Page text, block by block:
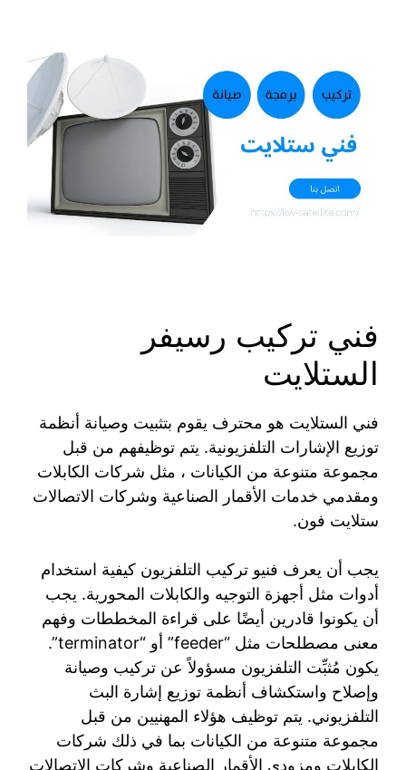
فني تركيب رسيفر
الستلايت
فني الستلايت هو محترف يقوم بتثبيت وصيانة أنظمة
توزيع الإشارات التلفزيونية. يتم توظيفهم من قبل
مجموعة متنوعة من الكيانات ، مثل شركات الكابلات
ومقدمي خدمات الأقمار الصناعية وشركات الاتصالات
ستلايت فون.
يجب أن يعرف فنيو تركيب التلفزيون كيفية استخدام
أدوات مثل أجهزة التوجيه والكابلات المحورية. يجب
أن يكونوا قادرين أيضًا على قراءة المخططات وفهم
معنى مصطلحات مثل “feeder” أو “terminator”.
يكون مُثبِّت التلفزيون مسؤولاً عن تركيب وصيانة
وإصلاح واستكشاف أنظمة توزيع إشارة البث
التلفزيوني. يتم توظيف هؤلاء المهنيين من قبل
مجموعة متنوعة من الكيانات بما في ذلك شركات
الكابلات ومزودي الأقمار الصناعية وشركات الاتصالات